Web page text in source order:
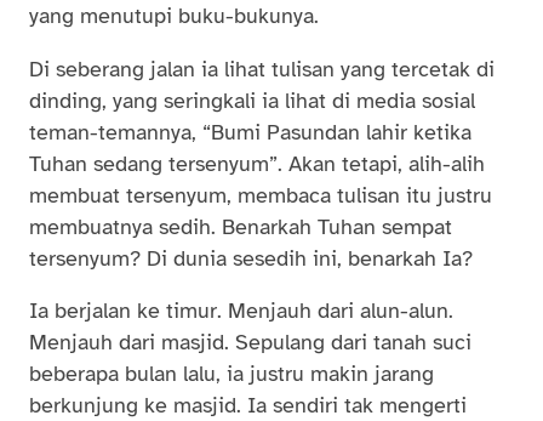
yang menutupi buku-bukunya.
Di seberang jalan ia lihat tulisan yang tercetak di
dinding, yang seringkali ia lihat di media sosial
teman-temannya, “Bumi Pasundan lahir ketika
Tuhan sedang tersenyum”. Akan tetapi, alih-alih
membuat tersenyum, membaca tulisan itu justru
membuatnya sedih. Benarkah Tuhan sempat
tersenyum? Di dunia sesedih ini, benarkah Ia?
Ia berjalan ke timur. Menjauh dari alun-alun.
Menjauh dari masjid. Sepulang dari tanah suci
beberapa bulan lalu, ia justru makin jarang
berkunjung ke masjid. Ia sendiri tak mengerti